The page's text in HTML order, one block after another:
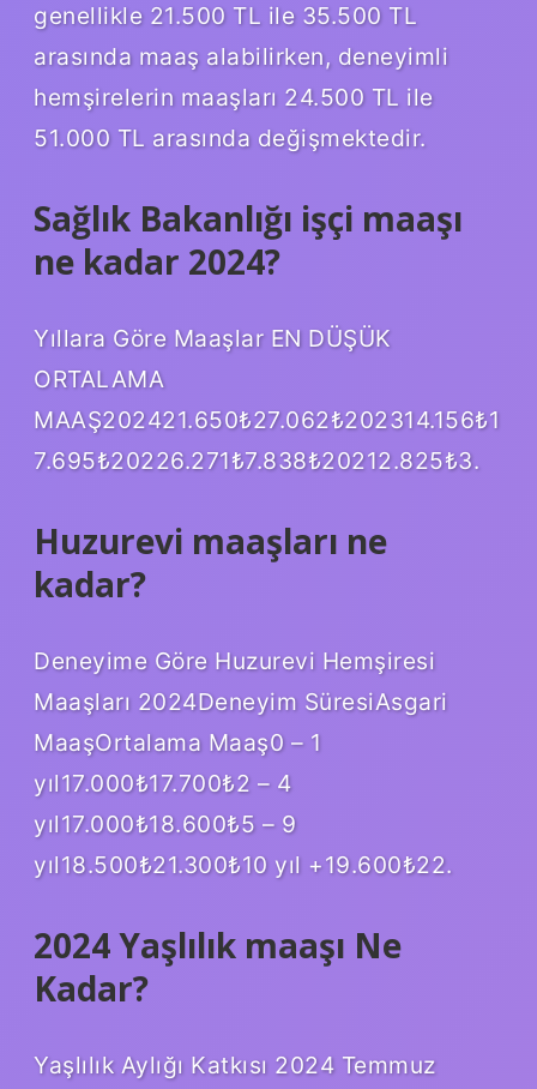
genellikle 21.500 TL ile 35.500 TL
arasında maaş alabilirken, deneyimli
hemşirelerin maaşları 24.500 TL ile
51.000 TL arasında değişmektedir.
Sağlık Bakanlığı işçi maaşı
ne kadar 2024?
Yıllara Göre Maaşlar EN DÜŞÜK
ORTALAMA
MAAŞ202421.650₺27.062₺202314.156₺1
7.695₺20226.271₺7.838₺20212.825₺3.
Huzurevi maaşları ne
kadar?
Deneyime Göre Huzurevi Hemşiresi
Maaşları 2024Deneyim SüresiAsgari
MaaşOrtalama Maaş0 – 1
yıl17.000₺17.700₺2 – 4
yıl17.000₺18.600₺5 – 9
yıl18.500₺21.300₺10 yıl +19.600₺22.
2024 Yaşlılık maaşı Ne
Kadar?
Yaşlılık Aylığı Katkısı 2024 Temmuz